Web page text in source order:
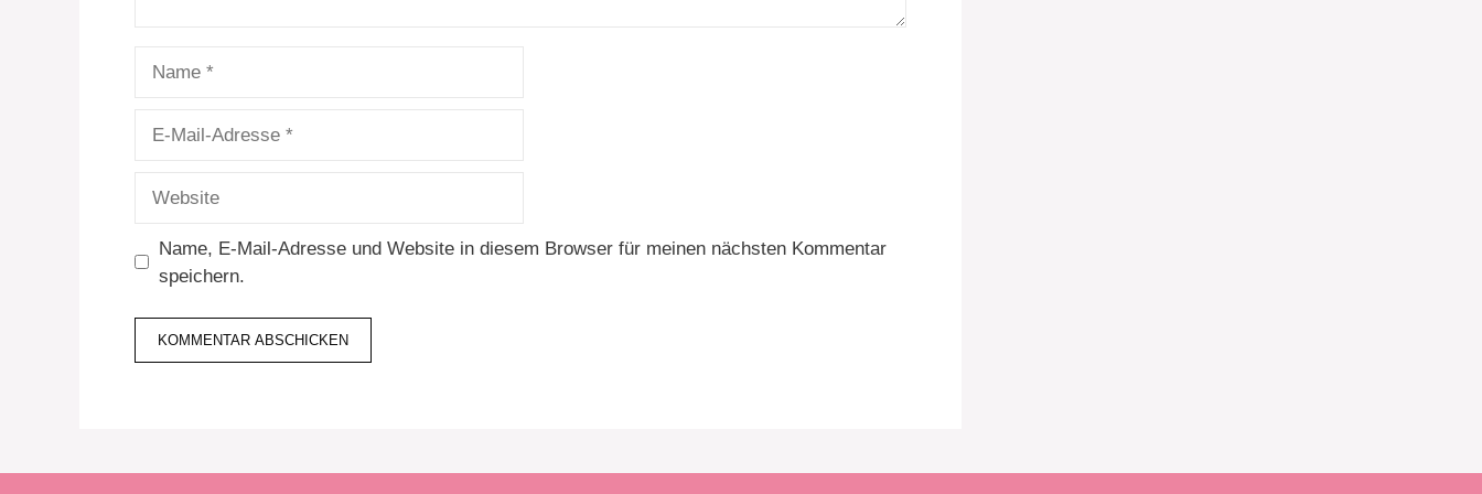
Name, E-Mail-Adresse und Website in diesem Browser für meinen nächsten Kommentar
speichern.